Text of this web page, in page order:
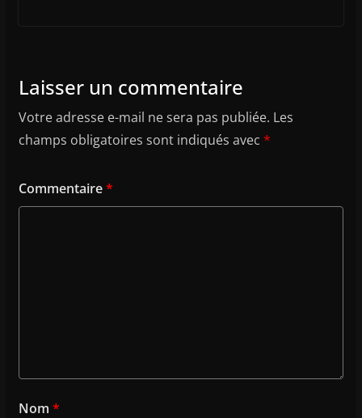
Laisser un commentaire
Votre adresse e-mail ne sera pas publiée. Les
champs obligatoires sont indiqués avec *
Commentaire*
Nom *